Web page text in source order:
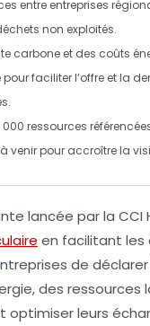
entre entreprises
non exploités.
carbone et des coûts
faciliter l’offre et la
000 ressources
pour accroître la
lancée par la CCI
en facilitant les
de déclarer
des
leurs